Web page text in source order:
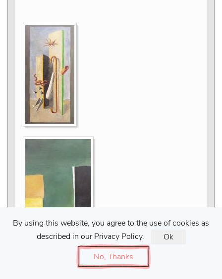
By using this website, you agree to the use of cookies as
described in our Privacy Policy.
Ok
No, Thanks